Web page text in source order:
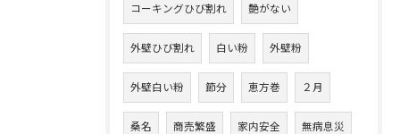
コーキングひび割れ 艶がない
外壁ひび割れ 白い粉 外壁粉
外壁白い粉 節分 恵方巻 ２月
桑名 商売繁盛 家内安全 無病息災